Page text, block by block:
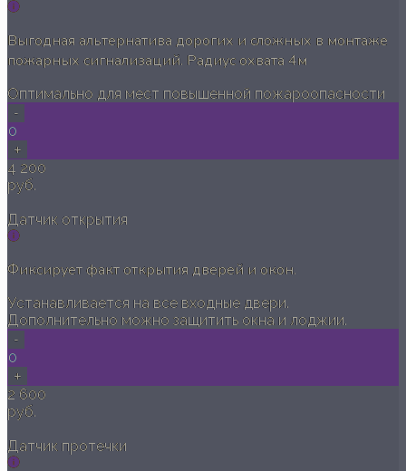
Выгодная альтернатива дорогих и сложных в монтаже
пожарных сигнализаций. Радиус охвата 4м
Оптимально для мест повышенной пожароопасности
-
0
+
4 200
руб.
Датчик открытия
Фиксирует факт открытия дверей и окон.
Устанавливается на все входные двери.
Дополнительно можно защитить окна и лоджии.
-
0
+
2 600
руб.
Датчик протечки